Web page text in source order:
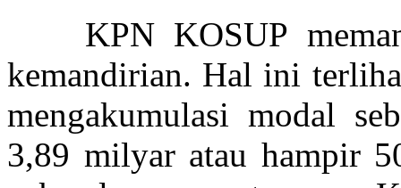
KPN KOSUP
kemandirian. Hal ini
mengakumulasi modal
3,89 milyar atau hampir